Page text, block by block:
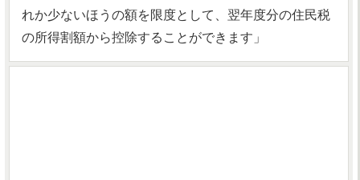
れか少ないほうの額を限度として、翌年度分の住民税
の所得割額から控除することができます」